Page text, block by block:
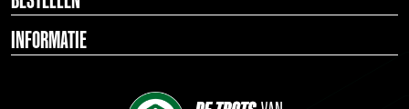
INFORMATIE